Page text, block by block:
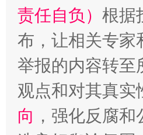
责任自负） 根据
布，让相关专家
举报的内容转至
观点和对其真实
向 ，强化反腐